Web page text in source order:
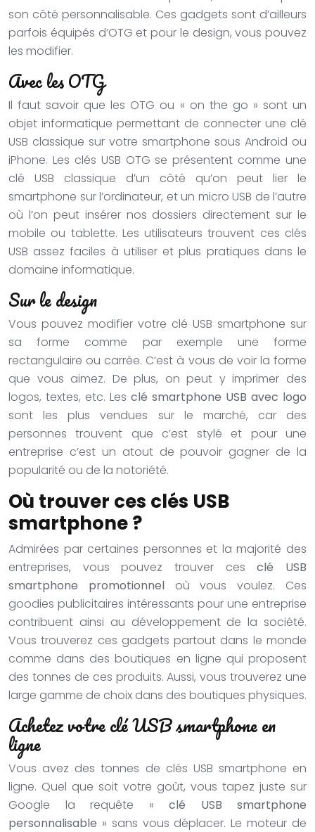
son côté personnalisable. Ces gadgets sont d’ailleurs
parfois équipés d’OTG et pour le design, vous pouvez
les modifier.
Avec les OTG
Il faut savoir que les OTG ou « on the go » sont un
objet informatique permettant de connecter une clé
USB classique sur votre smartphone sous Android ou
iPhone. Les clés USB OTG se présentent comme une
clé USB classique d’un côté qu’on peut lier le
smartphone sur l’ordinateur, et un micro USB de l’autre
où l’on peut insérer nos dossiers directement sur le
mobile ou tablette. Les utilisateurs trouvent ces clés
USB assez faciles à utiliser et plus pratiques dans le
domaine informatique.
Sur le design
Vous pouvez modifier votre clé USB smartphone sur
sa forme comme par exemple une forme
rectangulaire ou carrée. C’est à vous de voir la forme
que vous aimez. De plus, on peut y imprimer des
logos, textes, etc. Les clé smartphone USB avec logo
sont les plus vendues sur le marché, car des
personnes trouvent que c’est stylé et pour une
entreprise c’est un atout de pouvoir gagner de la
popularité ou de la notoriété.
Où trouver ces clés USB
smartphone ?
Admirées par certaines personnes et la majorité des
entreprises, vous pouvez trouver cesclé USB
smartphone promotionneloù vous voulez. Ces
goodies publicitaires intéressants pour une entreprise
contribuent ainsi au développement de la société.
Vous trouverez ces gadgets partout dans le monde
comme dans des boutiques en ligne qui proposent
des tonnes de ces produits. Aussi, vous trouverez une
large gamme de choix dans des boutiques physiques.
Achetez votre clé USB smartphone en
ligne
Vous avez des tonnes de clés USB smartphone en
ligne. Quel que soit votre goût, vous tapez juste sur
Google la requête « clé USB smartphone
personnalisable » sans vous déplacer. Le moteur de